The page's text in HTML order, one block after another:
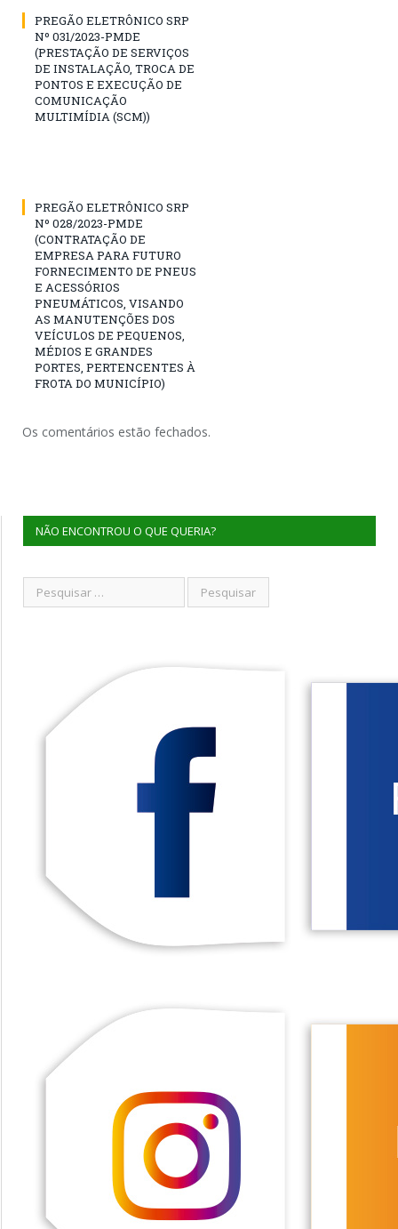
PREGÃO ELETRÔNICO SRP
Nº 031/2023-PMDE
(PRESTAÇÃO DE SERVIÇOS
DE INSTALAÇÃO, TROCA DE
PONTOS E EXECUÇÃO DE
COMUNICAÇÃO
MULTIMÍDIA (SCM))
PREGÃO ELETRÔNICO SRP
Nº 028/2023-PMDE
(CONTRATAÇÃO DE
EMPRESA PARA FUTURO
FORNECIMENTO DE PNEUS
E ACESSÓRIOS
PNEUMÁTICOS, VISANDO
AS MANUTENÇÕES DOS
VEÍCULOS DE PEQUENOS,
MÉDIOS E GRANDES
PORTES, PERTENCENTES À
FROTA DO MUNICÍPIO)
Os comentários estão fechados.
NÃO ENCONTROU O QUE QUERIA?